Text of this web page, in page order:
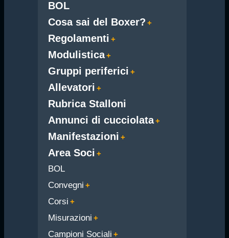
BOL
Cosa sai del Boxer?
Regolamenti
Modulistica
Gruppi periferici
Allevatori
Rubrica Stalloni
Annunci di cucciolata
Manifestazioni
Area Soci
BOL
Convegni
Corsi
Misurazioni
Campioni Sociali